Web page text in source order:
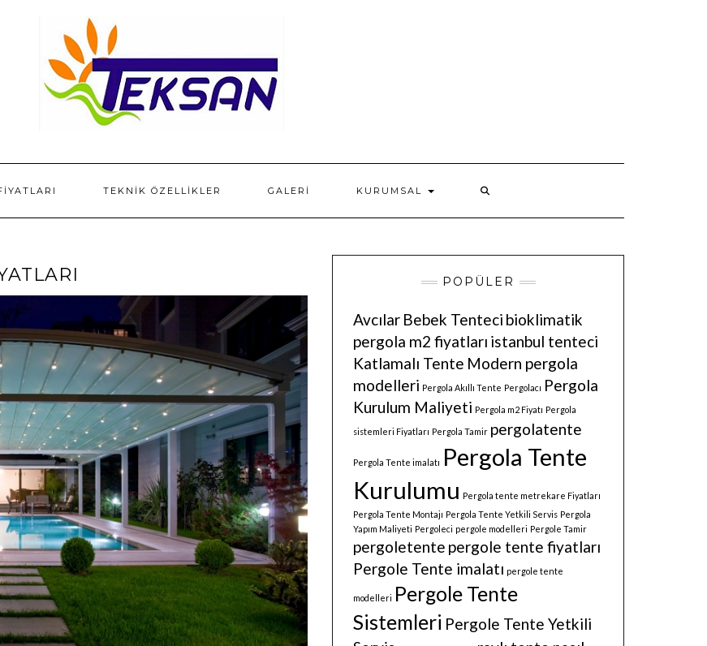
TEKNIK ÖZELLIKLER GALERI KURUMSAL
POPÜLER
Avcılar Bebek Tenteci bioklimatik
pergola m2 fiyatları istanbul tenteci
Katlamalı Tente Modern pergola
modelleri Pergola Akıllı Tente Pergolacı Pergola
Kurulum Maliyeti Pergola m2 Fiyatı Pergola
sistemleri Fiyatları Pergola Tamir pergolatente
Pergola Tente imalatı Pergola Tente
Kurulumu Pergola tente metrekare Fiyatları
Pergola Tente Montajı Pergola Tente Yetkili Servis Pergola
Yapım Maliyeti Pergoleci pergole modelleri Pergole Tamir
pergoletente pergole tente fiyatları
Pergole Tente imalatı pergole tente
modelleri Pergole Tente
Sistemleri Pergole Tente Yetkili